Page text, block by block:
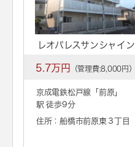
レオパレスサンシャイン
5.7万円 （管理費:8,000円）
京成電鉄松戸線「 前原 」
駅 徒歩9分
住所：船橋市前原東３丁目